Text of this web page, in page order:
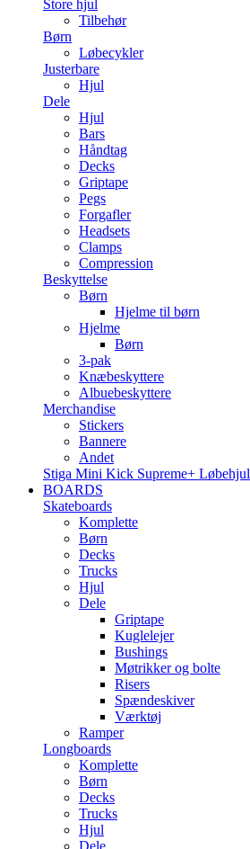
Store hjul
Tilbehør
Børn
Løbecykler
Justerbare
Hjul
Dele
Hjul
Bars
Håndtag
Decks
Griptape
Pegs
Forgafler
Headsets
Clamps
Compression
Beskyttelse
Børn
Hjelme til børn
Hjelme
Børn
3-pak
Knæbeskyttere
Albuebeskyttere
Merchandise
Stickers
Bannere
Andet
Stiga Mini Kick Supreme+ Løbehjul
BOARDS
Skateboards
Komplette
Børn
Decks
Trucks
Hjul
Dele
Griptape
Kuglelejer
Bushings
Møtrikker og bolte
Risers
Spændeskiver
Værktøj
Ramper
Longboards
Komplette
Børn
Decks
Trucks
Hjul
Dele